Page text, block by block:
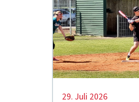
29. Juli 2026